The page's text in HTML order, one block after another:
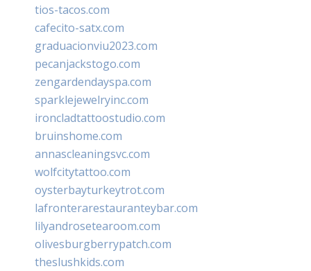
tios-tacos.com
cafecito-satx.com
graduacionviu2023.com
pecanjackstogo.com
zengardendayspa.com
sparklejewelryinc.com
ironcladtattoostudio.com
bruinshome.com
annascleaningsvc.com
wolfcitytattoo.com
oysterbayturkeytrot.com
lafronterarestauranteybar.com
lilyandrosetearoom.com
olivesburgberrypatch.com
theslushkids.com